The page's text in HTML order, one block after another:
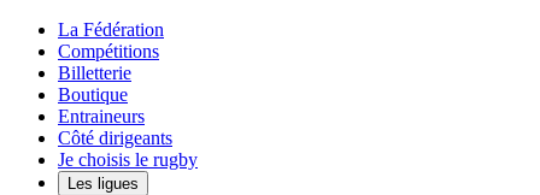
La Fédération
Compétitions
Billetterie
Boutique
Entraineurs
Côté dirigeants
Je choisis le rugby
Les ligues